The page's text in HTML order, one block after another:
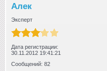
Алек
Эксперт
Дата регистрации:
30.11.2012 19:41:21
Сообщений: 82